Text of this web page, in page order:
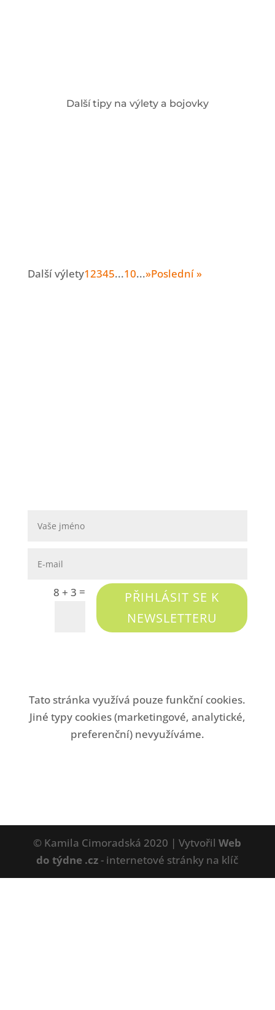
Další tipy na výlety a bojovky
Další výlety12345...10...»Poslední »
8 + 3 =
PŘIHLÁSIT SE K
NEWSLETTERU
Tato stránka využívá pouze funkční cookies.
Jiné typy cookies (marketingové, analytické,
preferenční) nevyužíváme.
© Kamila Cimoradská 2020 | VytvořilWeb
do týdne .cz- internetové stránky na klíč